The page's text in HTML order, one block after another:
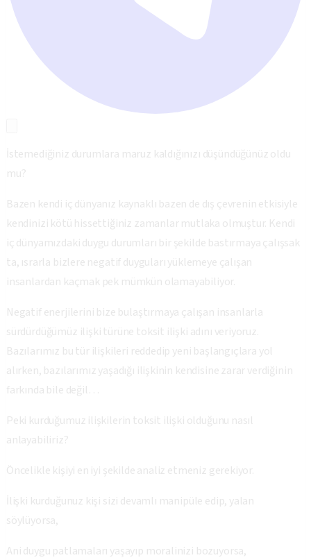
İstemediğiniz durumlara maruz kaldığınızı düşündüğünüz oldu
mu?
Bazen kendi iç dünyanız kaynaklı bazen de dış çevrenin etkisiyle
kendinizi kötü hissettiğiniz zamanlar mutlaka olmuştur. Kendi
iç dünyamızdaki duygu durumları bir şekilde bastırmaya çalışsak
ta, ısrarla bizlere negatif duyguları yüklemeye çalışan
insanlardan kaçmak pek mümkün olamayabiliyor.
Negatif enerjilerini bize bulaştırmaya çalışan insanlarla
sürdürdüğümüz ilişki türüne toksit ilişki adını veriyoruz.
Bazılarımız bu tür ilişkileri reddedip yeni başlangıçlara yol
alırken, bazılarımız yaşadığı ilişkinin kendisine zarar verdiğinin
farkında bile değil…
Peki kurduğumuz ilişkilerin toksit ilişki olduğunu nasıl
anlayabiliriz?
Öncelikle kişiyi en iyi şekilde analiz etmeniz gerekiyor.
İlişki kurduğunuz kişi sizi devamlı manipüle edip, yalan
söylüyorsa,
Ani duygu patlamaları yaşayıp moralinizi bozuyorsa,